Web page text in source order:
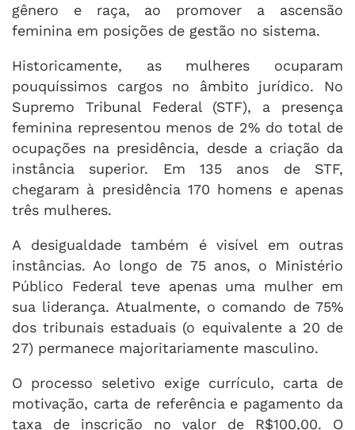
gênero e raça, ao promover a ascensão
feminina em posições de gestão no sistema.
Historicamente, as mulheres ocuparam
pouquíssimos cargos no âmbito jurídico. No
Supremo Tribunal Federal (STF), a presença
feminina representou menos de 2% do total de
ocupações na presidência, desde a criação da
instância superior. Em 135 anos de STF,
chegaram à presidência 170 homens e apenas
três mulheres.
A desigualdade também é visível em outras
instâncias. Ao longo de 75 anos, o Ministério
Público Federal teve apenas uma mulher em
sua liderança. Atualmente, o comando de 75%
dos tribunais estaduais (o equivalente a 20 de
27) permanece majoritariamente masculino.
O processo seletivo exige currículo, carta de
motivação, carta de referência e pagamento da
taxa de inscrição no valor de R$100,00. O